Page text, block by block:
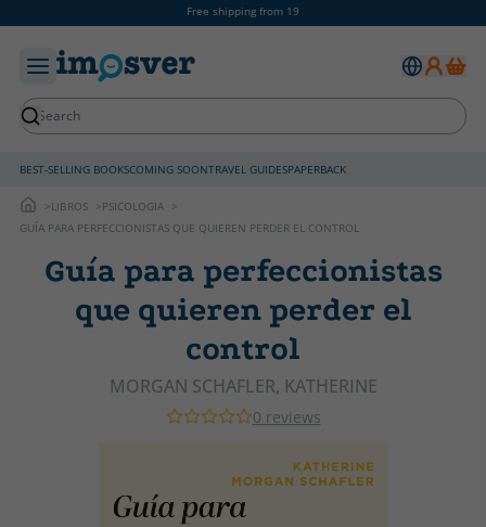
Free shipping from 19
BEST-SELLING BOOKSCOMING SOONTRAVEL GUIDESPAPERBACK
LIBROS
PSICOLOGIA
GUÍA PARA PERFECCIONISTAS QUE QUIEREN PERDER EL CONTROL
Guía para perfeccionistas
que quieren perder el
control
MORGAN SCHAFLER, KATHERINE
0 reviews